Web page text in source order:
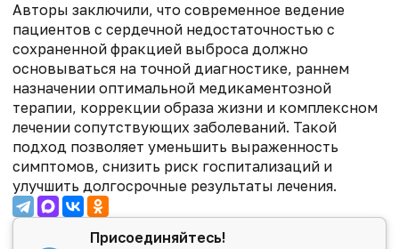
Авторы заключили, что современное ведение
пациентов с сердечной недостаточностью с
сохраненной фракцией выброса должно
основываться на точной диагностике, раннем
назначении оптимальной медикаментозной
терапии, коррекции образа жизни и комплексном
лечении сопутствующих заболеваний. Такой
подход позволяет уменьшить выраженность
симптомов, снизить риск госпитализаций и
улучшить долгосрочные результаты лечения.
Присоединяйтесь!